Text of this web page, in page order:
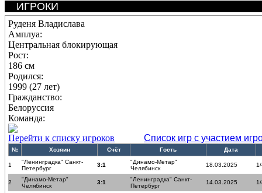
ИГРОКИ
Руденя Владислава
Амплуа:
Центральная блокирующая
Рост:
186 см
Родился:
1999 (27 лет)
Гражданство:
Белоруссия
Команда:
Перейти к списку игроков
Список игр с участием
№ Хозяин Счёт Гость Дата
1
"Ленинградка" Санкт-
Петербург
3:1
"Динамо-Метар"
Челябинск
18.03.2025
2
"Динамо-Метар"
Челябинск
3:1
"Ленинградка" Санкт-
Петербург
14.03.2025